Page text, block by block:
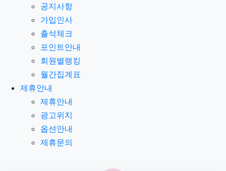
공지사항
가입인사
출석체크
포인트안내
회원별랭킹
월간집계표
제휴안내
제휴안내
광고위치
옵션안내
제휴문의